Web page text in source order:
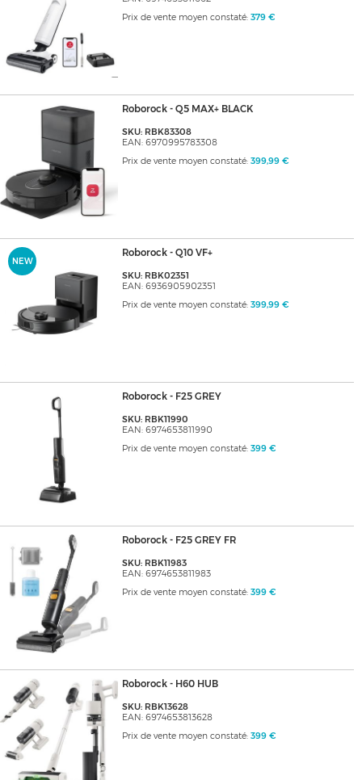
Prix de vente moyen constaté: 379 €
Roborock - Q5 MAX+ BLACK
SKU: RBK83308
EAN: 6970995783308
Prix de vente moyen constaté: 399,99 €
NEW
Roborock - Q10 VF+
SKU: RBK02351
EAN: 6936905902351
Prix de vente moyen constaté: 399,99 €
Roborock - F25 GREY
SKU: RBK11990
EAN: 6974653811990
Prix de vente moyen constaté: 399 €
Roborock - F25 GREY FR
SKU: RBK11983
EAN: 6974653811983
Prix de vente moyen constaté: 399 €
Roborock - H60 HUB
SKU: RBK13628
EAN: 6974653813628
Prix de vente moyen constaté: 399 €